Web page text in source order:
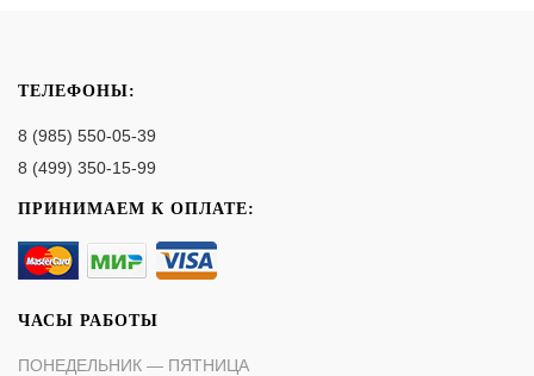
ТЕЛЕФОНЫ:
8 (985) 550-05-39
8 (499) 350-15-99
ПРИНИМАЕМ К ОПЛАТЕ:
ЧАСЫ РАБОТЫ
ПОНЕДЕЛЬНИК — ПЯТНИЦА